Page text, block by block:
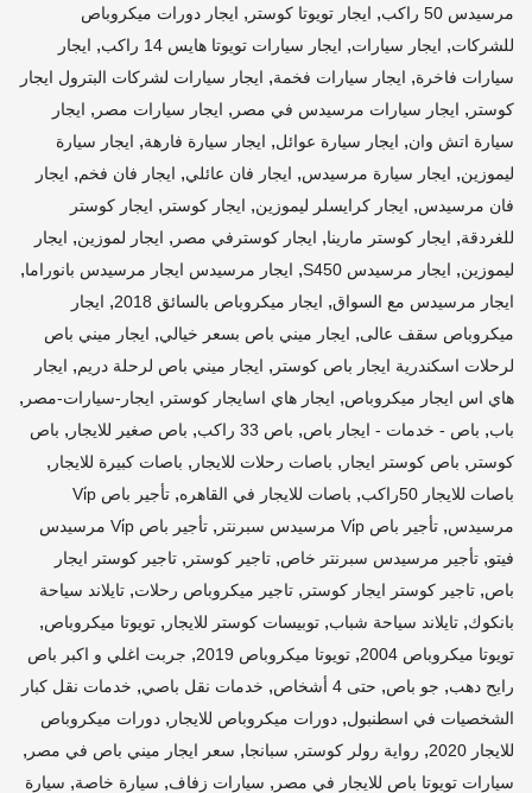
مرسيدس 50 راكب
, ايجار تويوتا كوستر , ايجار دورات ميكروباص
للشركات, ايجار سيارات, ايجار سيارات تويوتا هايس 14 راكب , ايجار
سيارات فاخرة, ايجار سيارات فخمة, ايجار سيارات لشركات البترول ايجار
كوستر , ايجار سيارات مرسيدس في مصر , ايجار سيارات مصر , ايجار
سيارة اتش وان, ايجار سيارة عوائل, ايجار سيارة فارهة, ايجار سيارة
ليموزين, ايجار سيارة مرسيدس, ايجار فان عائلي, ايجار فان فخم, ايجار
فان مرسيدس, ايجار كرايسلر ليموزين, ايجار كوستر , ايجار كوستر
للغردقة, ايجار كوستر مارينا, ايجار كوسترفي مصر , ايجار لموزين, ايجار
ليموزين, ايجار مرسيدس S450 , ايجار مرسيدس ايجار مرسيدس بانوراما,
ايجار مرسيدس مع السواق, ايجار ميكروباص بالسائق 2018 , ايجار
ميكروباص سقف عالى, ايجار ميني باص بسعر خيالي, ايجار ميني باص
لرحلات اسكندرية ايجار باص كوستر , ايجار ميني باص لرحلة دريم, ايجار
هاي اس ايجار ميكروباص, ايجار هاي اسايجار كوستر , ايجار-سيارات-مصر ,
باب, باص - خدمات - ايجار باص, باص 33 راكب , باص صغير للايجار , باص
كوستر , باص كوستر ايجار , باصات رحلات للايجار , باصات كبيرة للايجار ,
باصات للايجار 50راكب , باصات للايجار في القاهره,
تأجير باص Vi̇p
مرسيدس, تأجير باص Vi̇p مرسيدس سبرنتر ,
تأجير باص Vi̇p مرسيدس
فيتو, تأجير مرسيدس سبرنتر خاص, تاجير كوستر , تاجير كوستر ايجار
باص, تاجير كوستر ايجار كوستر , تاجير ميكروباص رحلات, تايلاند سياحة
بانكوك, تايلاند سياحة شباب, توبيسات كوستر للايجار , تويوتا ميكروباص,
تويوتا ميكروباص 2004 , تويوتا ميكروباص 2019 , جربت اغلي و اكبر باص
رايح دهب, جو باص, حتى 4 أشخاص , خدمات نقل باصي, خدمات نقل كبار
الشخصيات في اسطنبول, دورات ميكروباص للايجار , دورات ميكروباص
للايجار 2020
, رواية رولر كوستر , سبانجا, سعر ايجار ميني باص في مصر ,
سيارات تويوتا باص للايجار في مصر , سيارات زفاف, سيارة خاصة, سيارة